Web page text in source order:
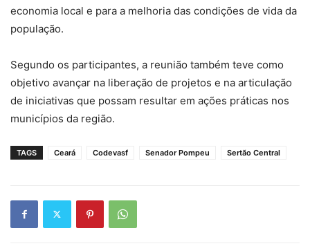
economia local e para a melhoria das condições de vida da
população.
Segundo os participantes, a reunião também teve como
objetivo avançar na liberação de projetos e na articulação
de iniciativas que possam resultar em ações práticas nos
municípios da região.
TAGS Ceará Codevasf Senador Pompeu Sertão Central